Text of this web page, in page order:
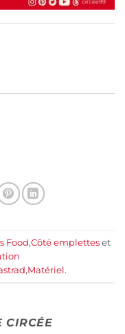
Food,Côté empletteset
,Matériel.
CIRCÉE